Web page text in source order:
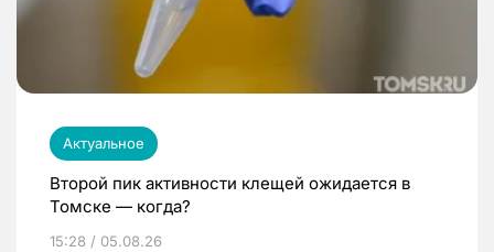
Актуальное
Второй пик активности клещей ожидается в
Томске — когда?
15:28 / 05.08.26